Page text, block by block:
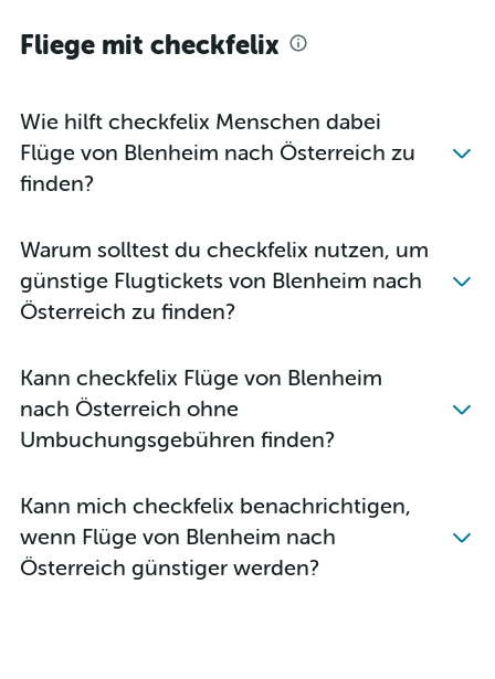
Fliege mit checkfelix
Wie hilft checkfelix Menschen dabei
Flüge von Blenheim nach Österreich zu
finden?
Warum solltest du checkfelix nutzen, um
günstige Flugtickets von Blenheim nach
Österreich zu finden?
Kann checkfelix Flüge von Blenheim
nach Österreich ohne
Umbuchungsgebühren finden?
Kann mich checkfelix benachrichtigen,
wenn Flüge von Blenheim nach
Österreich günstiger werden?